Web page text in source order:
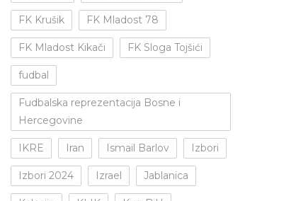
FK Krušik FK Mladost 78
FK Mladost Kikači FK Sloga Tojšići
fudbal
Fudbalska reprezentacija Bosne i
Hercegovine
IKRE Iran Ismail Barlov Izbori
Izbori 2024 Izrael Jablanica